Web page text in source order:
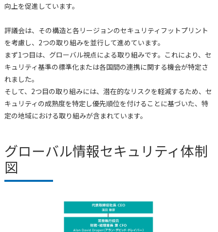
向上を促進しています。
評議会は、その構造と各リージョンのセキュリティフットプリント
を考慮し、2つの取り組みを並行して進めています。
まず1つ目は、グローバル視点による取り組みです。これにより、セ
キュリティ基準の標準化または各国間の連携に関する機会が特定さ
れました。
そして、2つ目の取り組みには、潜在的なリスクを軽減するため、セ
キュリティの成熟度を特定し優先順位を付けることに基づいた、特
定の地域における取り組みが含まれています。
グローバル情報セキュリティ体制
図